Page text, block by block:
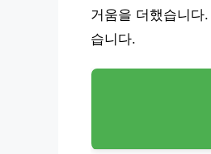
거움을 더했습니다
습니다.